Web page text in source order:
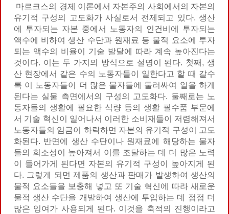
마르크스의 경제 이론에서 자본주의 사회에서의 자본의
유기적 구성의 고도화가 사실로서 전제되고 있다. 생산
에 투자되는 자본 중에서 노동자의 인건비에 투자되는
액수에 비하여 생산 수단과 원재료 등 물적 요소에 투자
되는 액수의 비율이 기술 발달에 따라 계속 높아진다는
것이다. 이는 두 가지의 방식으로 설명이 된다. 첫째, 생
산 현장에서 같은 수의 노동자들이 일한다고 할 때 갈수
록 이 노동자들이 더 많은 물자들에 둘러싸여 일을 하게
된다는 실물 측면에서의 구성의 고도화다. 둘째로는 노
동자들의 생활에 필요한 식량 등의 생활 필수품 부문에
서 기술 혁신이 일어나서 이러한 소비재들이 저렴해져서
노동자들의 임금이 하락하면 자본의 유기적 구성이 고도
화된다. 반면에 생산 수단이나 원재료에 해당하는 물자
들의 희소성이 높아져서 이를 조달하는 데 더 많은 노력
이 들어가게 된다면 자본의 유기적 구성이 높아지게 된
다. 그렇게 되면 제품의 생산과 판매가 발생하여 생산의
물적 요소들을 보충해 넣고 또 기술 혁신에 따라 새로운
물적 생산 수단을 개발하여 생산에 투입하는 데 점점 더
많은 잉여가 사용되게 된다. 이것을 축적의 진행이라고